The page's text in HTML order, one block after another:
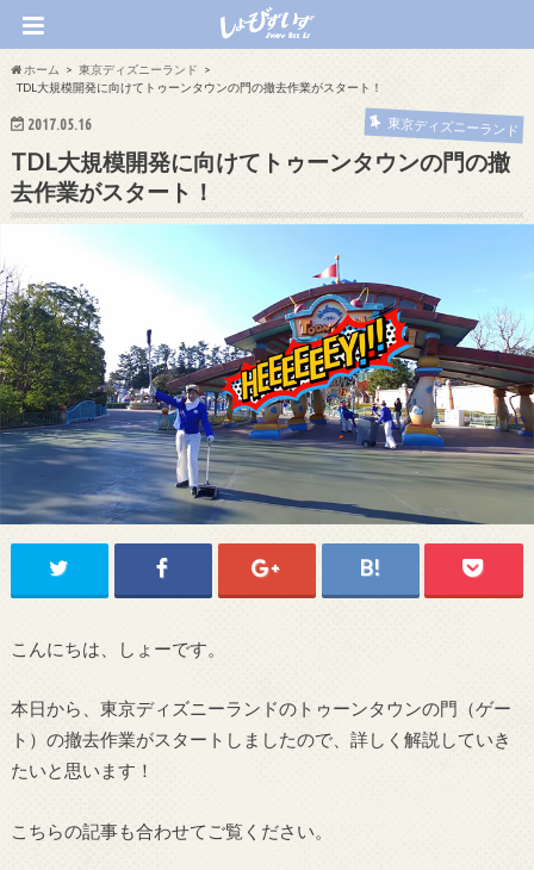
ホーム
東京ディズニーランド
TDL大規模開発に向けてトゥーンタウンの門の撤去作業がスタート！
2017.05.16 東京ディズニーランド
TDL大規模開発に向けてトゥーンタウンの門の撤
去作業がスタート！
こんにちは、しょーです。
本日から、東京ディズニーランドのトゥーンタウンの門（ゲー
ト）の撤去作業がスタートしましたので、詳しく解説していき
たいと思います！
こちらの記事も合わせてご覧ください。